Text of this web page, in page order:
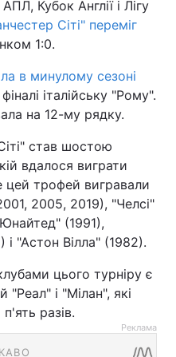
Кубок Англії і Лігу
Сіті" переміг
1:0.
в минулому сезоні
італійську "Рому".
на 12-му рядку.
став шостою
вдалося виграти
трофей вигравали
2005, 2019), "Челсі"
(1991),
"Астон Вілла" (1982).
цього турніру є
і "Мілан", які
разів.
Реклама